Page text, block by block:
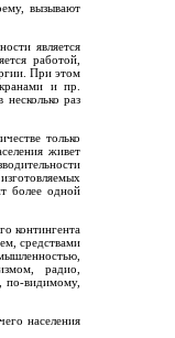
вызывают
является
работой,
При этом
и пр.
раз
только
живет
более одной
контингента
средствами
радио,
по-видимому,
населения